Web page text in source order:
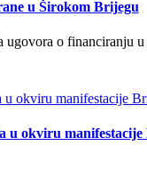
u Širokom Brijegu
o financiranju
u okviru manifestacije